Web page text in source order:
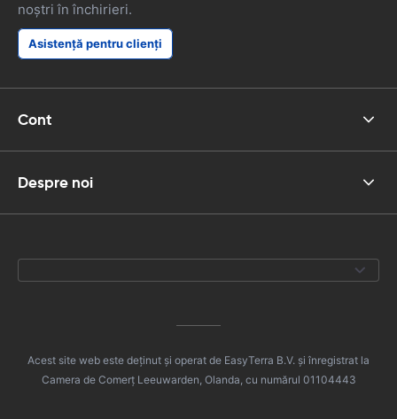
noștri în închirieri.
Asistență pentru clienți
Cont
Despre noi
Acest site web este deținut și operat de EasyTerra B.V. și înregistrat la
Camera de Comerț Leeuwarden, Olanda, cu numărul 01104443